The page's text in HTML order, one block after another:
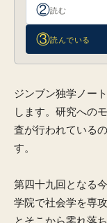
②読む
③読んでいる
ジンブン独学ノー
します。研究への
査が行われている
す。
第四十九回となる
学院で社会学を専